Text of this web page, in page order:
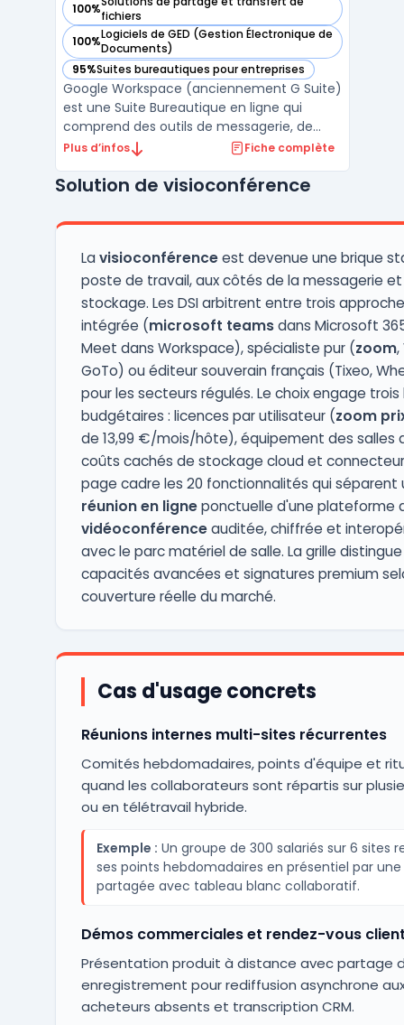
100%fichiers
— voir Google Workspace dans cette catégorie
100%Logiciels de GED (Gestion Électronique de
Documents)
— voir Google Workspace dans cette catégorie
95%Suites bureautiques pour entreprises
— voir Google Workspace dans cette catégorie
Google Workspace (anciennement G Suite)
est une Suite Bureautique en ligne qui
comprend des outils de messagerie, de
stockage, de partage et de collaboration.
distance et en temps réel sur des
présentations. Les ou ...
Plus d’infos Fiche complète
Solution de visioconférence
Lavisioconférenceest devenue une brique
poste de travail, aux côtés de la messagerie
stockage. Les DSI arbitrent entre trois
intégrée (microsoft teamsdans Microsoft
Meet dans Workspace), spécialiste pur (zoom,
GoTo) ou éditeur souverain français (Tixeo,
pour les secteurs régulés. Le choix engage trois
budgétaires : licences par utilisateur (zoom
de 13,99 €/mois/hôte), équipement des salles
coûts cachés de stockage cloud et
page cadre les 20 fonctionnalités qui séparent
réunion en ligneponctuelle d'une plateforme
vidéoconférenceauditée, chiffrée et
avec le parc matériel de salle. La grille
capacités avancées et signatures premium
couverture réelle du marché.
Cas d'usage concrets
Réunions internes multi-sites récurrentes
Comités hebdomadaires, points d'équipe et
quand les collaborateurs sont répartis sur
ou en télétravail hybride.
Exemple : Un groupe de 300 salariés sur 6 sites
ses points hebdomadaires en présentiel par une
partagée avec tableau blanc collaboratif.
Démos commerciales et rendez-vous
Présentation produit à distance avec partage
enregistrement pour rediffusion asynchrone
acheteurs absents et transcription CRM.